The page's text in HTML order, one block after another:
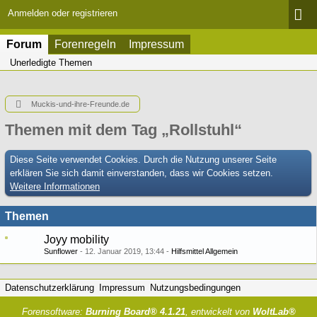
Anmelden oder registrieren
Forum Forenregeln Impressum
Unerledigte Themen
Muckis-und-ihre-Freunde.de
Themen mit dem Tag „Rollstuhl“
Diese Seite verwendet Cookies. Durch die Nutzung unserer Seite
erklären Sie sich damit einverstanden, dass wir Cookies setzen.
Weitere Informationen
Themen
Joyy mobility
Sunflower 12. Januar 2019, 13:44 Hilfsmittel Allgemein
Datenschutzerklärung Impressum Nutzungsbedingungen
Forensoftware: Burning Board® 4.1.21, entwickelt von WoltLab®